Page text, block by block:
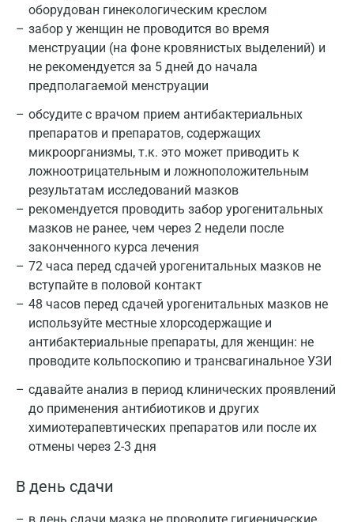
оборудован гинекологическим креслом
забор у женщин не проводится во время
менструации (на фоне кровянистых выделений) и
не рекомендуется за 5 дней до начала
предполагаемой менструации
обсудите с врачом прием антибактериальных
препаратов и препаратов, содержащих
микроорганизмы, т.к. это может приводить к
ложноотрицательным и ложноположительным
результатам исследований мазков
рекомендуется проводить забор урогенитальных
мазков не ранее, чем через 2 недели после
законченного курса лечения
72 часа перед сдачей урогенитальных мазков не
вступайте в половой контакт
48 часов перед сдачей урогенитальных мазков не
используйте местные хлорсодержащие и
антибактериальные препараты, для женщин: не
проводите кольпоскопию и трансвагинальное УЗИ
сдавайте анализ в период клинических проявлений
до применения антибиотиков и других
химиотерапевтических препаратов или после их
отмены через 2-3 дня
В день сдачи
В результате исследования указывается наличие
или отсутствие роста бактерий. При выявлении
этиологически значимого возбудителя
указывается вид возбудителя, титр (КОЕ/т), и
результат определения чувствительности к
Перечень препаратов, к которым определяется
Москва
Санкт-Петербург
Нижний Новгород